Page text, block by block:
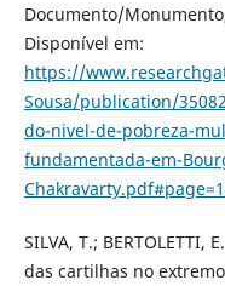
Documento/
Disponível em:
https://
Sousa/publication/
do-nivel-de-pobreza-
fundamentada-em-
SILVA, T.; BERTOLETTI,
das cartilhas no